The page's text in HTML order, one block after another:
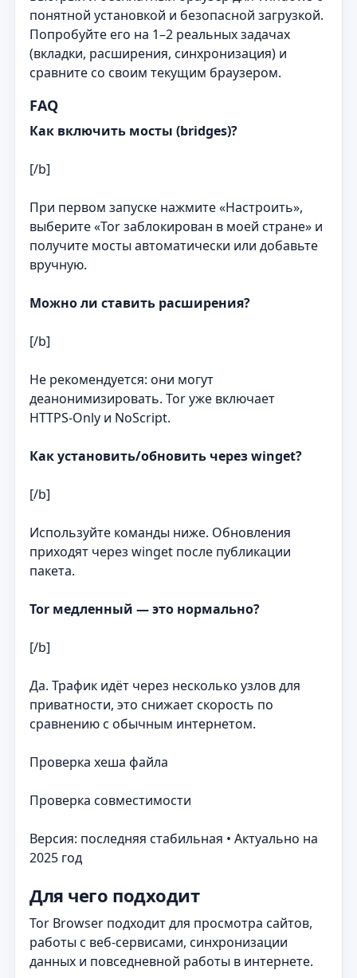
понятной установкой и безопасной загрузкой.
Попробуйте его на 1–2 реальных задачах
(вкладки, расширения, синхронизация) и
сравните со своим текущим браузером.
FAQ
Как включить мосты (bridges)?
[/b]
При первом запуске нажмите «Настроить»,
выберите «Tor заблокирован в моей стране» и
получите мосты автоматически или добавьте
вручную.
Можно ли ставить расширения?
[/b]
Не рекомендуется: они могут
деанонимизировать. Tor уже включает
HTTPS‑Only и NoScript.
Как установить/обновить через winget?
[/b]
Используйте команды ниже. Обновления
приходят через winget после публикации
пакета.
Tor медленный — это нормально?
[/b]
Да. Трафик идёт через несколько узлов для
приватности, это снижает скорость по
сравнению с обычным интернетом.
Проверка хеша файла
Проверка совместимости
Версия: последняя стабильная • Актуально на
2025 год
Для чего подходит
Tor Browser подходит для просмотра сайтов,
работы с веб-сервисами, синхронизации
данных и повседневной работы в интернете.